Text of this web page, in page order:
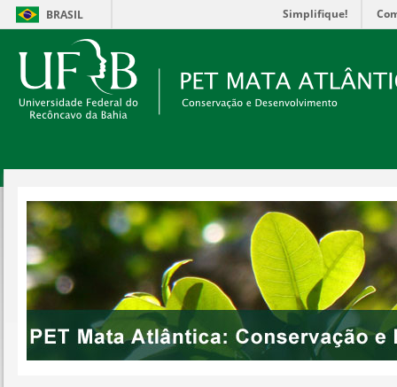
BRASIL Simplifique!